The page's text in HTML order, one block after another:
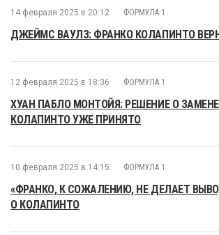
14 февраля 2025 в 20:12 ФОРМУЛА 1
ДЖЕЙМС ВАУЛЗ: ФРАНКО КОЛАПИНТО
12 февраля 2025 в 18:36 ФОРМУЛА 1
ХУАН ПАБЛО МОНТОЙЯ: РЕШЕНИЕ О
КОЛАПИНТО УЖЕ ПРИНЯТО
10 февраля 2025 в 14:15 ФОРМУЛА 1
«ФРАНКО, К СОЖАЛЕНИЮ, НЕ ДЕЛАЕТ
О КОЛАПИНТО